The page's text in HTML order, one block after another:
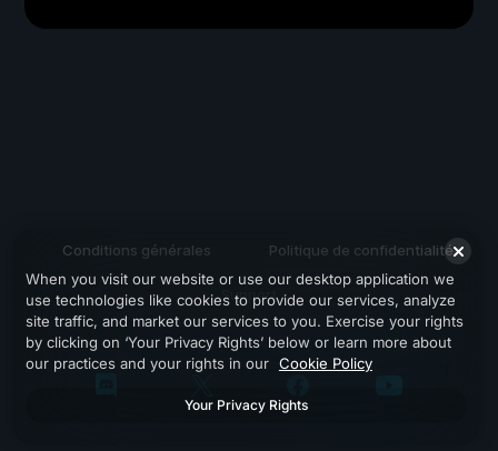
Conditions générales Politique de confidentialité
Support
When you visit our website or use our desktop application we
use technologies like cookies to provide our services, analyze
site traffic, and market our services to you. Exercise your rights
by clicking on ‘Your Privacy Rights’ below or learn more about
our practices and your rights in our Cookie Policy
Your Privacy Rights